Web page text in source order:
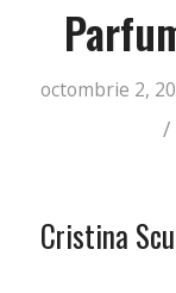
octombrie 2,
/
Cristina